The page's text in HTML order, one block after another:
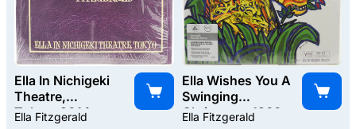
Ella In Nichigeki
Theatre,
Tokyo, 2014
Ella Fitzgerald
Ella Wishes You A
Swinging
Christmas, 1960
Ella Fitzgerald